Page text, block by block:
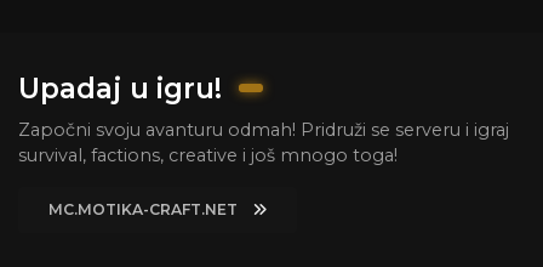
Upadaj u igru!
Započni svoju avanturu odmah! Pridruži se serveru i igraj
survival, factions, creative i još mnogo toga!
MC.MOTIKA-CRAFT.NET